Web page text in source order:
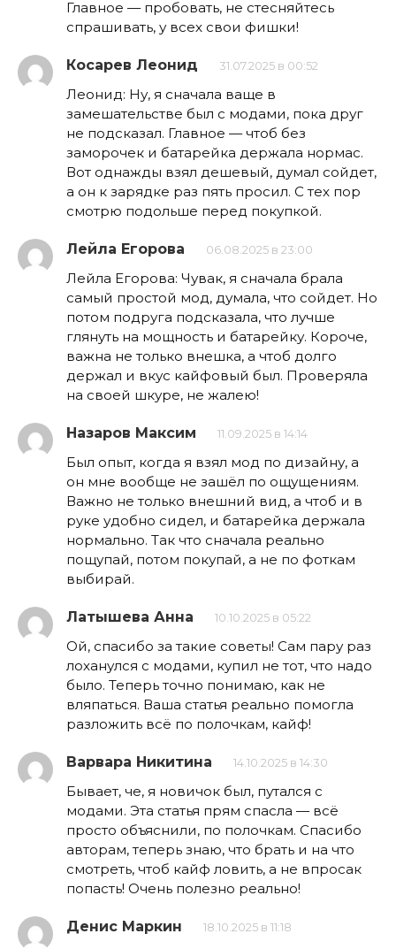
Главное — пробовать, не стесняйтесь
спрашивать, у всех свои фишки!
Косарев Леонид 31.07.2025 в 00:52
Леонид: Ну, я сначала ваще в
замешательстве был с модами, пока друг
не подсказал. Главное — чтоб без
заморочек и батарейка держала нормас.
Вот однажды взял дешевый, думал сойдет,
а он к зарядке раз пять просил. С тех пор
смотрю подольше перед покупкой.
Лейла Егорова 06.08.2025 в 23:00
Лейла Егорова: Чувак, я сначала брала
самый простой мод, думала, что сойдет. Но
потом подруга подсказала, что лучше
глянуть на мощность и батарейку. Короче,
важна не только внешка, а чтоб долго
держал и вкус кайфовый был. Проверяла
на своей шкуре, не жалею!
Назаров Максим 11.09.2025 в 14:14
Был опыт, когда я взял мод по дизайну, а
он мне вообще не зашёл по ощущениям.
Важно не только внешний вид, а чтоб и в
руке удобно сидел, и батарейка держала
нормально. Так что сначала реально
пощупай, потом покупай, а не по фоткам
выбирай.
Латышева Анна 10.10.2025 в 05:22
Ой, спасибо за такие советы! Сам пару раз
лоханулся с модами, купил не тот, что надо
было. Теперь точно понимаю, как не
вляпаться. Ваша статья реально помогла
разложить всё по полочкам, кайф!
Варвара Никитина 14.10.2025 в 14:30
Бывает, че, я новичок был, путался с
модами. Эта статья прям спасла — всё
просто объяснили, по полочкам. Спасибо
авторам, теперь знаю, что брать и на что
смотреть, чтоб кайф ловить, а не впросак
попасть! Очень полезно реально!
Денис Маркин 18.10.2025 в 11:18